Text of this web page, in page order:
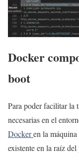
Docker
boot
Para poder facilitar la
necesarias en el
Dockeren la
existente en la raíz